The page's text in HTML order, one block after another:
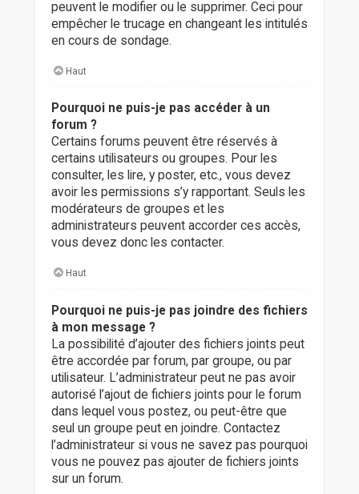
peuvent le modifier ou le supprimer. Ceci pour
empêcher le trucage en changeant les intitulés
en cours de sondage.
Haut
Pourquoi ne puis-je pas accéder à un
forum ?
Certains forums peuvent être réservés à
certains utilisateurs ou groupes. Pour les
consulter, les lire, y poster, etc., vous devez
avoir les permissions s’y rapportant. Seuls les
modérateurs de groupes et les
administrateurs peuvent accorder ces accès,
vous devez donc les contacter.
Haut
Pourquoi ne puis-je pas joindre des fichiers
à mon message ?
La possibilité d’ajouter des fichiers joints peut
être accordée par forum, par groupe, ou par
utilisateur. L’administrateur peut ne pas avoir
autorisé l’ajout de fichiers joints pour le forum
dans lequel vous postez, ou peut-être que
seul un groupe peut en joindre. Contactez
l’administrateur si vous ne savez pas pourquoi
vous ne pouvez pas ajouter de fichiers joints
sur un forum.